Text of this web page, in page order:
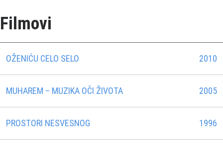
Filmovi
OŽENIĆU CELO SELO 2010
MUHAREM – MUZIKA OČI ŽIVOTA 2005
PROSTORI NESVESNOG 1996